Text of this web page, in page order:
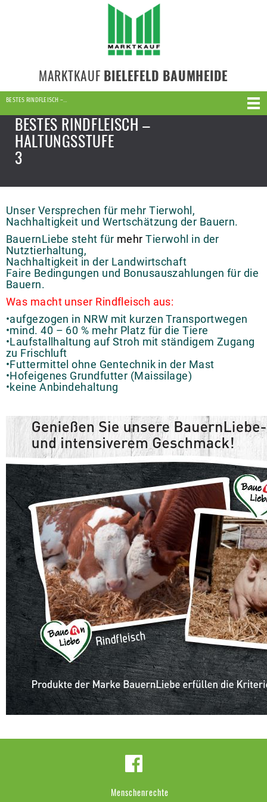
MARKTKAUF BIELEFELD BAUMHEIDE
BESTES RINDFLEISCH –…
BESTES RINDFLEISCH –
HALTUNGSSTUFE
3
Unser Versprechen für mehr Tierwohl,
Nachhaltigkeit und Wertschätzung der Bauern.
BauernLiebe steht für mehrTierwohl in der
Nutztierhaltung,
Nachhaltigkeit in der Landwirtschaft
Faire Bedingungen und Bonusauszahlungen für die
Bauern.
Was macht unser Rindfleisch aus:
•aufgezogen in NRW mit kurzen Transportwegen
•mind. 40 – 60 % mehr Platz für die Tiere
•Laufstallhaltung auf Stroh mit ständigem Zugang
zu Frischluft
•Futtermittel ohne Gentechnik in der Mast
•Hofeigenes Grundfutter (Maissilage)
•keine Anbindehaltung
Menschenrechte